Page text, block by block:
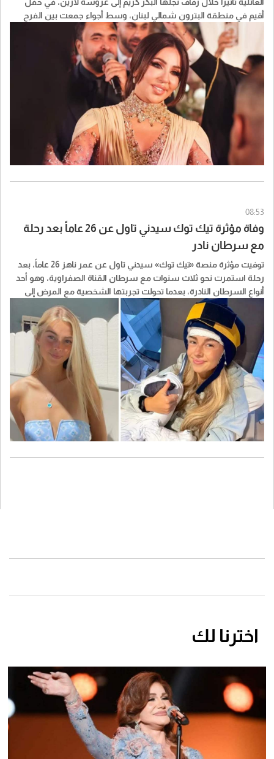
العائلية تأثيراً خلال زفاف نجلها البكر كريم إلى عروسه لارين، في حفل
أقيم في منطقة البترون شمالي لبنان، وسط أجواء جمعت بين الفرح
والتأثر، فيما تولى الفنان نادر الأتات إحياء السهرة.
08:53
وفاة مؤثرة تيك توك سيدني تاول عن 26 عاماً بعد رحلة
مع سرطان نادر
توفيت مؤثرة منصة «تيك توك» سيدني تاول عن عمر ناهز 26 عاماً، بعد
رحلة استمرت نحو ثلاث سنوات مع سرطان القناة الصفراوية، وهو أحد
أنواع السرطان النادرة، بعدما تحولت تجربتها الشخصية مع المرض إلى
قصة تابعها أكثر من مليون شخص عبر مواقع التواصل الاجتماعي.
اخترنا لك